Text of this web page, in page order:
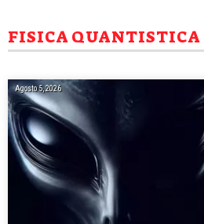
FISICA QUANTISTICA
Agosto 5, 2026